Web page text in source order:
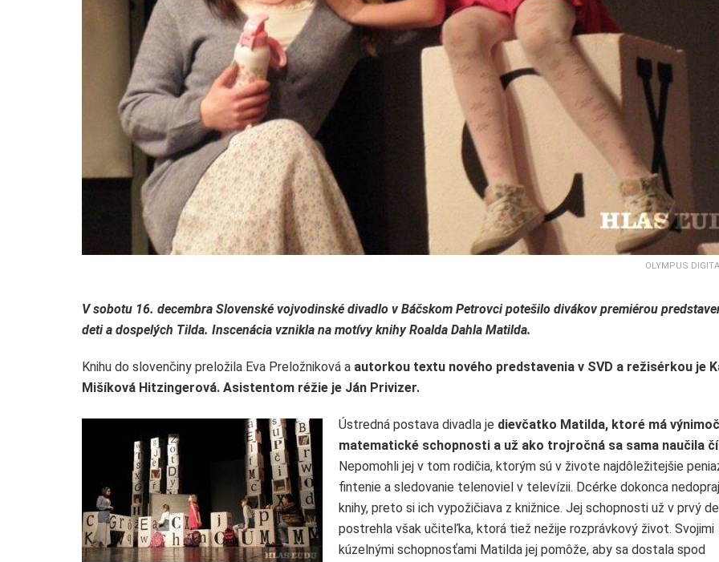
OLYMPUS
V sobotu 16. decembra Slovenské vojvodinské divadlo v Báčskom Petrovci potešilo divákov premiérou
deti a dospelých Tilda. Inscenácia vznikla na motívy knihy Roalda Dahla Matilda.
Knihu do slovenčiny preložila Eva Preložniková a autorkou textu nového predstavenia v SVD a režisérkou je
Mišíková Hitzingerová. Asistentom réžie je Ján Privizer.
Ústredná postava divadla je dievčatko Matilda, ktoré má
matematické schopnosti a už ako trojročná sa sama naučila
Nepomohli jej v tom rodičia, ktorým sú v živote najdôležitejšie
fintenie a sledovanie telenoviel v televízii. Dcérke dokonca
knihy, preto si ich vypožičiava z knižnice. Jej schopnosti už v prvý
postrehla však učiteľka, ktorá tiež nežije rozprávkový život. Svojimi
kúzelnými schopnosťami Matilda jej pomôže, aby sa dostala spod